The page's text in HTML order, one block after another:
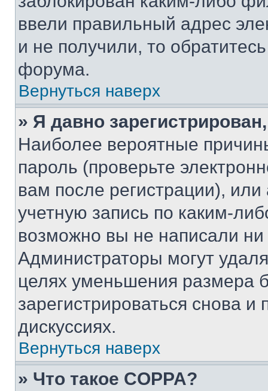
ввели правильный адрес
и не получили, то
форума.
Вернуться наверх
» Я давно
Наиболее вероятные
пароль (проверьте
вам после регистрации),
учетную запись по каким-
возможно вы не написали
Администраторы могут
целях уменьшения размера
зарегистрироваться снова и
дискуссиях.
Вернуться наверх
» Что такое COPPA?